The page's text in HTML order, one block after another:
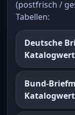
(postfrisch /
Tabellen:
Deutsche
Bund-